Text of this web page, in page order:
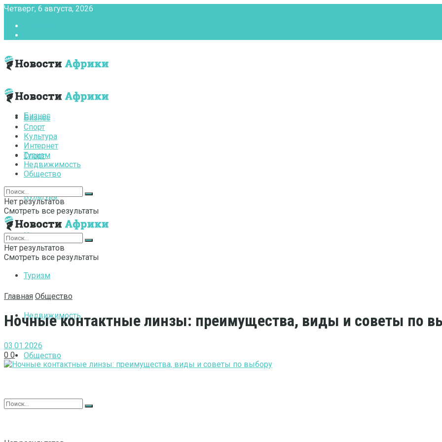
Четверг, 6 августа, 2026
Бизнес
Спорт
Культура
Интернет
Туризм
Недвижимость
Общество
Бизнес
Спорт
Культура
Интернет
Туризм
Недвижимость
Общество
Нет результатов
Смотреть все результаты
Нет результатов
Смотреть все результаты
Главная Общество
Ночные контактные линзы: преимущества, виды и советы по
03.01.2026
0 0